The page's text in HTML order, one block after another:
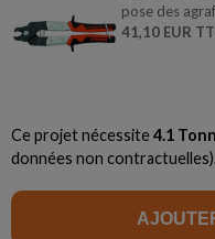
pose des
41,10
Ce projet nécessite4.1
données non